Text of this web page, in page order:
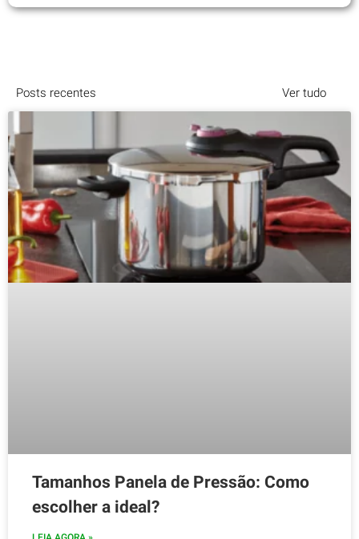
Posts recentes Ver tudo
Tamanhos Panela de Pressão: Como
escolher a ideal?